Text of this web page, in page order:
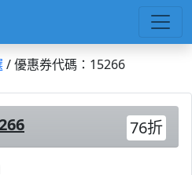
/ 優惠券代碼：15266
76折